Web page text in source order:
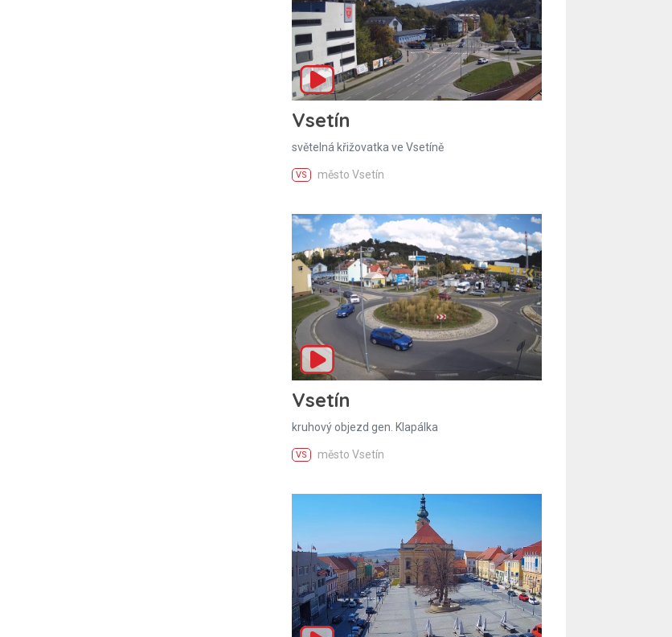
Vsetín
světelná křižovatka ve Vsetíně
VS město Vsetín
Vsetín
kruhový objezd gen. Klapálka
VS město Vsetín